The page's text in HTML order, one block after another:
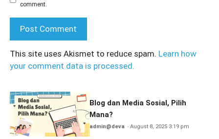
comment.
This site uses Akismet to reduce spam. Learn how
your comment data is processed.
Blog dan Media Sosial, Pilih
Mana?
admin@deva August 8, 2025 3:19 pm